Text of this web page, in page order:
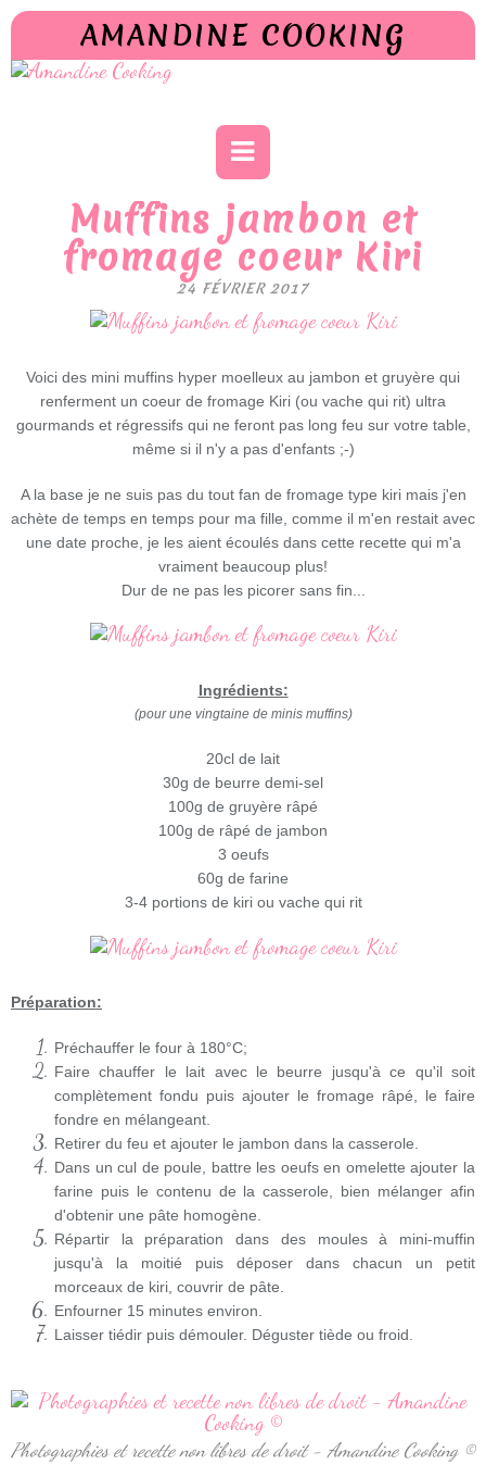
AMANDINE COOKING
Muffins jambon et
fromage coeur Kiri
24 FÉVRIER 2017
Voici des mini muffins hyper moelleux au jambon et gruyère qui
renferment un coeur de fromage Kiri (ou vache qui rit) ultra
gourmands et régressifs qui ne feront pas long feu sur votre table,
même si il n'y a pas d'enfants ;-)
A la base je ne suis pas du tout fan de fromage type kiri mais j'en
achète de temps en temps pour ma fille, comme il m'en restait avec
une date proche, je les aient écoulés dans cette recette qui m'a
vraiment beaucoup plus!
Dur de ne pas les picorer sans fin...
Ingrédients:
(pour une vingtaine de minis muffins)
20cl de lait
30g de beurre demi-sel
100g de gruyère râpé
100g de râpé de jambon
3 oeufs
60g de farine
3-4 portions de kiri ou vache qui rit
Préparation:
Préchauffer le four à 180°C;
Faire chauffer le lait avec le beurre jusqu'à ce qu'il soit
complètement fondu puis ajouter le fromage râpé, le faire
fondre en mélangeant.
Retirer du feu et ajouter le jambon dans la casserole.
Dans un cul de poule, battre les oeufs en omelette ajouter la
farine puis le contenu de la casserole, bien mélanger afin
d'obtenir une pâte homogène.
Répartir la préparation dans des moules à mini-muffin
jusqu'à la moitié puis déposer dans chacun un petit
morceaux de kiri, couvrir de pâte.
Enfourner 15 minutes environ.
Laisser tiédir puis démouler. Déguster tiède ou froid.
Photographies et recette non libres de droit - Amandine Cooking ©